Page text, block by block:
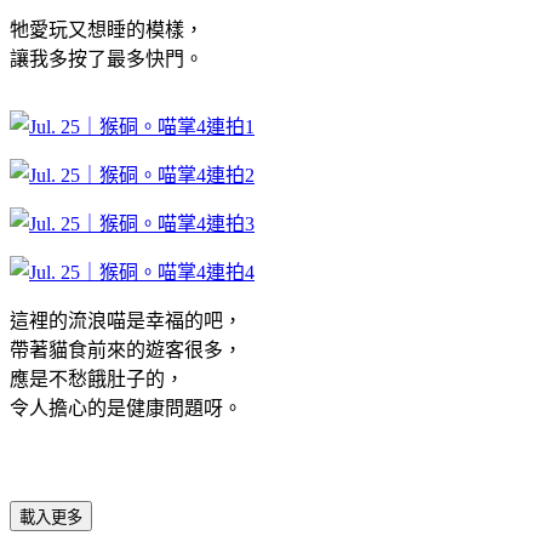
牠愛玩又想睡的模樣，
讓我多按了最多快門。
這裡的流浪喵是幸福的吧，
帶著貓食前來的遊客很多，
應是不愁餓肚子的，
令人擔心的是健康問題呀。
載入更多